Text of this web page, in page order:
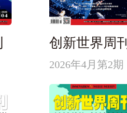
创新世界周刊
2026年4月第2期